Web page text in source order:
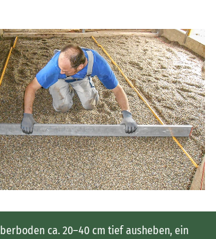
ca. 20–40 cm tief ausheben, ein